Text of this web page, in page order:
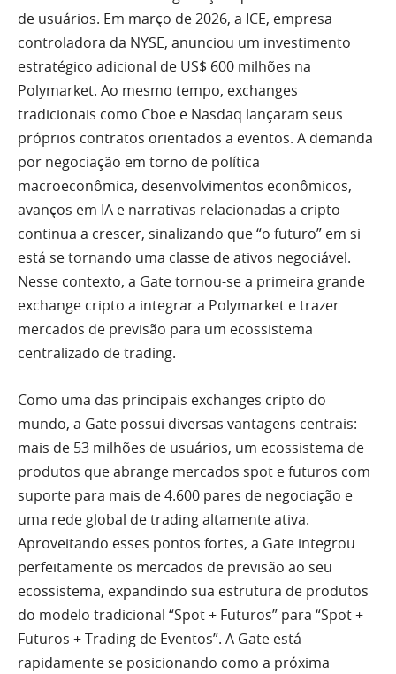
de usuários. Em março de 2026, a ICE, empresa
controladora da NYSE, anunciou um investimento
estratégico adicional de US$ 600 milhões na
Polymarket. Ao mesmo tempo, exchanges
tradicionais como Cboe e Nasdaq lançaram seus
próprios contratos orientados a eventos. A demanda
por negociação em torno de política
macroeconômica, desenvolvimentos econômicos,
avanços em IA e narrativas relacionadas a cripto
continua a crescer, sinalizando que “o futuro” em si
está se tornando uma classe de ativos negociável.
Nesse contexto, a Gate tornou-se a primeira grande
exchange cripto a integrar a Polymarket e trazer
mercados de previsão para um ecossistema
centralizado de trading.
Como uma das principais exchanges cripto do
mundo, a Gate possui diversas vantagens centrais:
mais de 53 milhões de usuários, um ecossistema de
produtos que abrange mercados spot e futuros com
suporte para mais de 4.600 pares de negociação e
uma rede global de trading altamente ativa.
Aproveitando esses pontos fortes, a Gate integrou
perfeitamente os mercados de previsão ao seu
ecossistema, expandindo sua estrutura de produtos
do modelo tradicional “Spot + Futuros” para “Spot +
Futuros + Trading de Eventos”. A Gate está
rapidamente se posicionando como a próxima